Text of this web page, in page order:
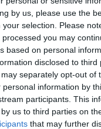
by us, please use the
selection. Please
you may
based on personal
disclosed to third
separately opt-out of
personal information by
participants. This
us to third parties on
that may further
Opinión